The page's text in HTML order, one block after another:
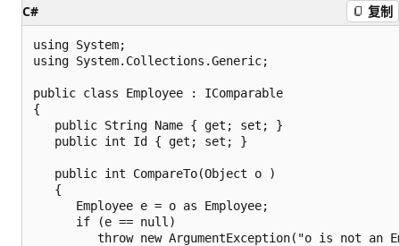
C# 复制
using System;
using System.Collections.Generic;
public class Employee : IComparable
{
   public String Name { get; set; }
   public int Id { get; set; }
   public int CompareTo(Object o )
   {
      Employee e = o as Employee;
      if (e == null)
throw new ArgumentException("o is not an